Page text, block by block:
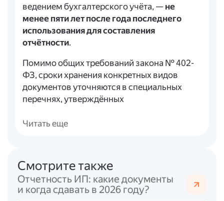
ведением бухгалтерского учёта, — не
менее пяти лет после года последнего
использования для составления
отчётности.
Помимо общих требований закона № 402-
ФЗ, сроки хранения конкретных видов
документов уточняются в специальных
перечнях, утверждённых
- Приказ Росархива от 20.12.2019 № 236
(например, распорядительные документы
по основной деятельности хранятся
постоянно, по личному составу — 50/75 лет,
по административно-хозяйственной
Читать еще
Смотрите также
Отчетность ИП: какие документы
и когда сдавать в 2026 году?